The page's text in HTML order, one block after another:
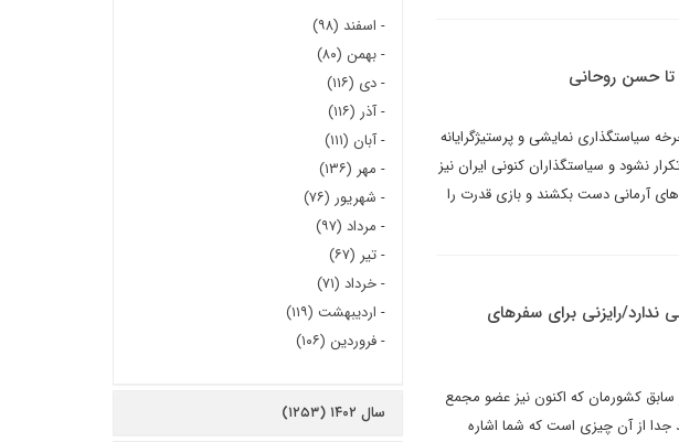
تا حسن روحانی
سیاستگذاری نمایشی و پرستیژگرایانه
نشود و سیاستگذاران کنونی ایران نیز
آرمانی دست بکشند و بازی قدرت را
ندارد/رایزنی برای سفرهای
کشورمان که اکنون نیز عضو مجمع
از آن چیزی است که شما اشاره
- اسفند (۹۸)
-بهمن (۸۰)
-دی (۱۱۶)
-آذر (۱۱۶)
-آبان (۱۱۱)
- مهر (۱۳۶)
- شهریور (۷۶)
- مرداد (۹۷)
-تیر (۶۷)
-خرداد (۷۱)
- اردیبهشت (۱۱۹)
-فروردین (۱۰۶)
سال ۱۴۰۲ (۱۲۵۳)